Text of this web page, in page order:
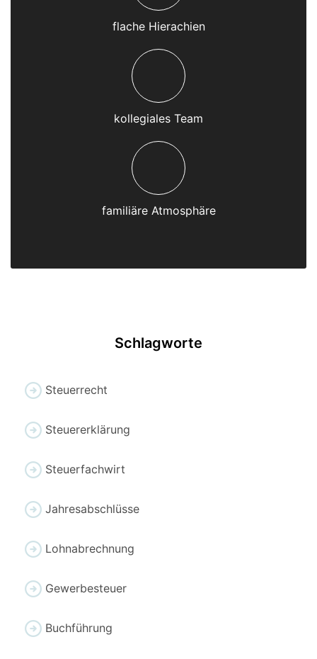
flache Hierachien
kollegiales Team
familiäre Atmosphäre
Schlagworte
Steuerrecht
Steuererklärung
Steuerfachwirt
Jahresabschlüsse
Lohnabrechnung
Gewerbesteuer
Buchführung